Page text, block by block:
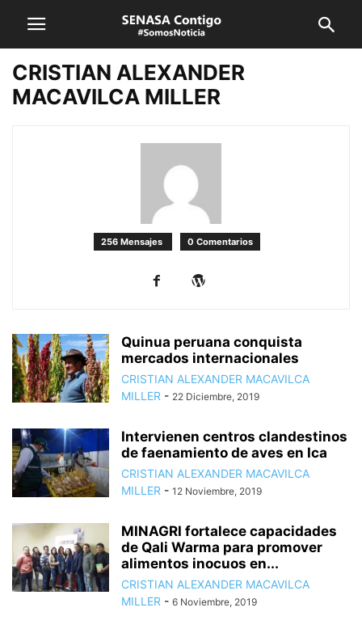
CRISTIAN ALEXANDER
MACAVILCA MILLER
256 Mensajes 0 Comentarios
Quinua peruana conquista
mercados internacionales
CRISTIAN ALEXANDER MACAVILCA
MILLER - 22 Diciembre, 2019
Intervienen centros clandestinos
de faenamiento de aves en Ica
CRISTIAN ALEXANDER MACAVILCA
MILLER - 12 Noviembre, 2019
MINAGRI fortalece capacidades
de Qali Warma para promover
alimentos inocuos en...
CRISTIAN ALEXANDER MACAVILCA
MILLER - 6 Noviembre, 2019